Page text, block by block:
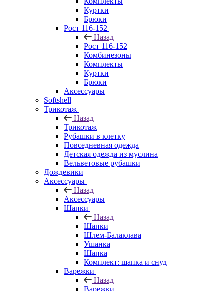
Куртки
Брюки
Рост 116-152
Назад
Рост 116-152
Комбинезоны
Комплекты
Куртки
Брюки
Аксессуары
Softshell
Трикотаж
Назад
Трикотаж
Рубашки в клетку
Повседневная одежда
Детская одежда из муслина
Вельветовые рубашки
Дождевики
Аксессуары
Назад
Аксессуары
Шапки
Назад
Шапки
Шлем-Балаклава
Ушанка
Шапка
Комплект: шапка и снуд
Варежки
Назад
Варежки